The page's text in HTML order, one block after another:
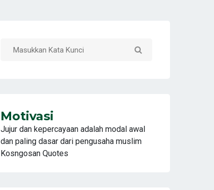
Motivasi
Jujur dan kepercayaan adalah modal awal
dan paling dasar dari pengusaha muslim
Kosngosan Quotes